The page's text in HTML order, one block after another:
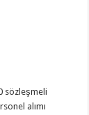
sözleşmeli
alımı